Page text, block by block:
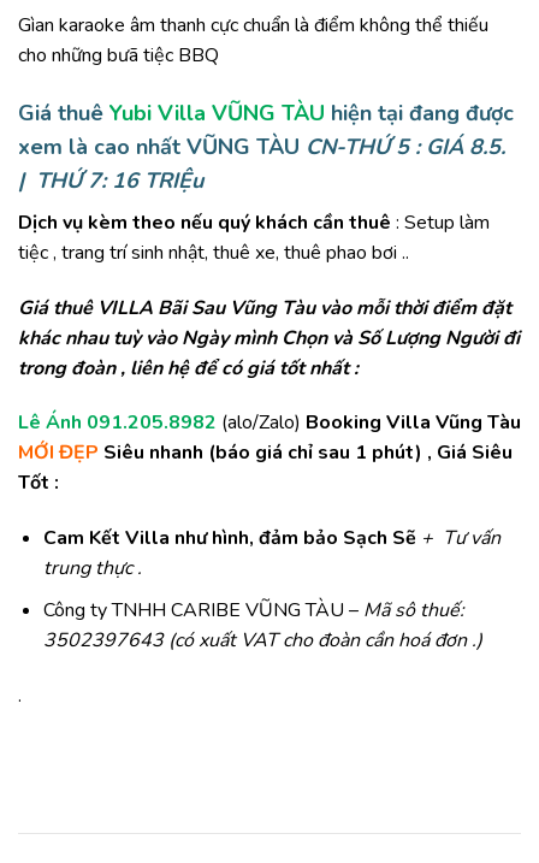
Gìan karaoke âm thanh cực chuẩn là điểm không thể thiếu
cho những bưã tiệc BBQ
Giá thuê Yubi Villa VŨNG TÀU hiện tại đang được
xem là cao nhất VŨNG TÀU CN-THỨ 5 : GIÁ 8.5.
| THỨ 7: 16 TRIỆu
Dịch vụ kèm theo nếu quý khách cần thuê : Setup làm
tiệc , trang trí sinh nhật, thuê xe, thuê phao bơi ..
Giá thuê VILLA Bãi Sau Vũng Tàu vào mỗi thời điểm đặt
khác nhau tuỳ vào Ngày mình Chọn và Số Lượng Người đi
trong đoàn , liên hệ để có giá tốt nhất :
Lê Ánh 091.205.8982 (alo/Zalo) Booking Villa Vũng Tàu
MỚI ĐẸP Siêu nhanh (báo giá chỉ sau 1 phút) , Giá Siêu
Tốt :
Cam Kết Villa như hình, đảm bảo Sạch Sẽ + Tư vấn
trung thực .
Công ty TNHH CARIBE VŨNG TÀU – Mã sô thuế:
3502397643 (có xuất VAT cho đoàn cần hoá đơn .)
.